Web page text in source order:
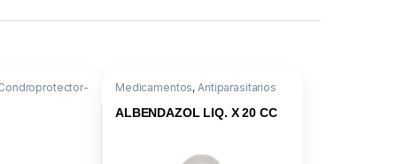
sulf. al
Medicamentos,Antiparasitarios
Albendazole 10G
ALBENDAZOL LIQ. X 20 CC